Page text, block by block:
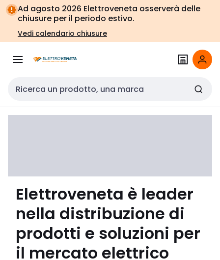
Vai alla
navigazione
Vai
alla
pagina
Ad agosto 2026 Elettroveneta osserverà delle
chiusure per il periodo estivo.
Vedi calendario chiusure
Cerca input
Elettroveneta è leader
nella distribuzione di
prodotti e soluzioni per
il mercato elettrico